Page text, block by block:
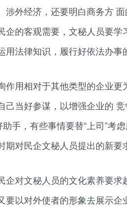
涉外经济，还要明白商务方
企的客观需要，文秘人员要
法律知识，履行好依法办事
作用相对于其他类型的企业
己当好参谋，以增强企业的
助手，有些事情要替“上司”考
对民企文秘人员提出的新要
对文秘人员的文化素养要求
要以对外使者的形象去展示